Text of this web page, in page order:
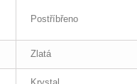
Postříbřeno
Zlatá